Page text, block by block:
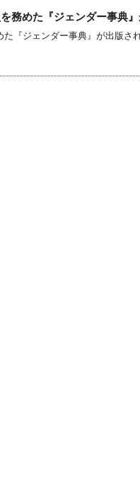
務めた『ジェンダー事典』